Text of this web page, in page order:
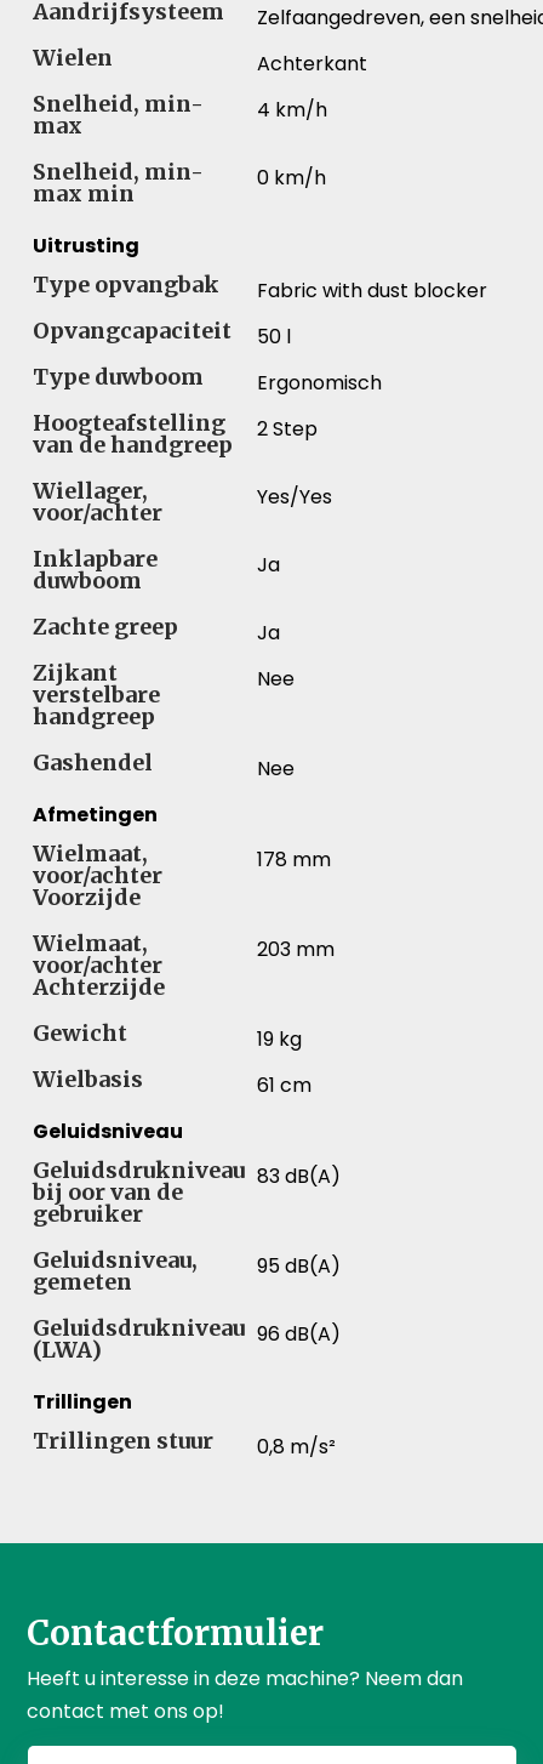
Aandrijfsysteem
Zelfaangedreven, een
Wielen
Achterkant
Snelheid, min-
max
4 km/h
Snelheid, min-
max min
0 km/h
Uitrusting
Type opvangbak
Fabric with dust blocker
Opvangcapaciteit
50 l
Type duwboom
Ergonomisch
Hoogteafstelling
van de handgreep
2 Step
Wiellager,
voor/achter
Yes/Yes
Inklapbare
duwboom
Ja
Zachte greep
Ja
Zijkant
verstelbare
handgreep
Nee
Gashendel
Nee
Afmetingen
Wielmaat,
voor/achter
Voorzijde
178 mm
Wielmaat,
voor/achter
Achterzijde
203 mm
Gewicht
19 kg
Wielbasis
61 cm
Geluidsniveau
Geluidsdrukniveau
bij oor van de
gebruiker
83 dB(A)
Geluidsniveau,
gemeten
95 dB(A)
Geluidsdrukniveau
(LWA)
96 dB(A)
Trillingen
Trillingen stuur
0,8 m/s²
Contactformulier
Heeft u interesse in deze machine? Neem dan
contact met ons op!